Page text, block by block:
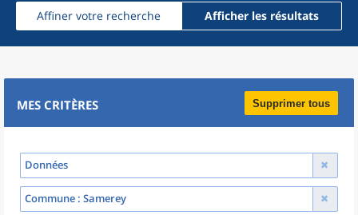
Affiner votre recherche Afficher les résultats
MES CRITÈRES Supprimer tous
Données
Commune : Samerey